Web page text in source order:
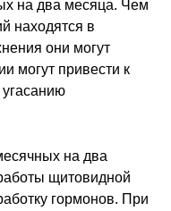
на два месяца. Чем
находятся в
они могут
могут привести к
на два
щитовидной
гормонов. При